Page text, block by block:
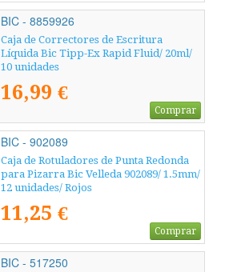
BIC - 8859926
Caja de Correctores de Escritura
Líquida Bic Tipp-Ex Rapid Fluid/ 20ml/
10 unidades
16,99 €
Comprar
BIC - 902089
Caja de Rotuladores de Punta Redonda
para Pizarra Bic Velleda 902089/ 1.5mm/
12 unidades/ Rojos
11,25 €
Comprar
BIC - 517250